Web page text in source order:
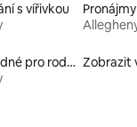
s vířivkou
Pronájmy jurt vhodné pro rodiny s dětmi Zobrazit